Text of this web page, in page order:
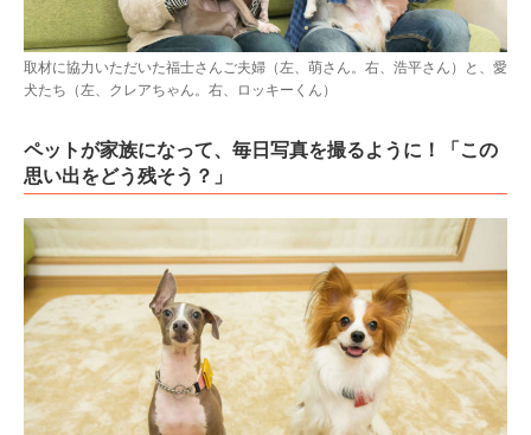
取材に協力いただいた福士さんご夫婦（左、萌さん。右、浩平さん）と、愛
犬たち（左、クレアちゃん。右、ロッキーくん）
ペットが家族になって、毎日写真を撮るように！「この
思い出をどう残そう？」